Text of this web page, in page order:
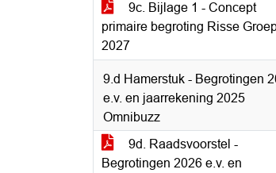
9c. Bijlage 1 - Concept
primaire begroting Risse
2027
9.d Hamerstuk - Begrotingen
e.v. en jaarrekening 2025
Omnibuzz
9d. Raadsvoorstel -
Begrotingen 2026 e.v. en